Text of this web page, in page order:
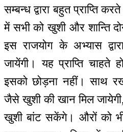
सम्बन्ध द्वारा बहुत प्राप्ति
में सभी को खुशी और शान्ति
इस राजयोग के अभ्यास
जायेंगी। यह प्राप्ति
इसको छोड़ना नहीं। साथ
जैसे खुशी की खान मिल
खुशी बांट सकेंगे। औरों को